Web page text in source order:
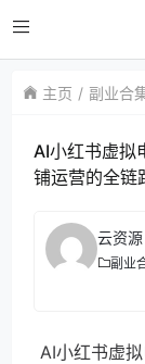
主页 副业合
AI小红书虚拟
铺运营的全链
云资源
副业
AI小红书虚